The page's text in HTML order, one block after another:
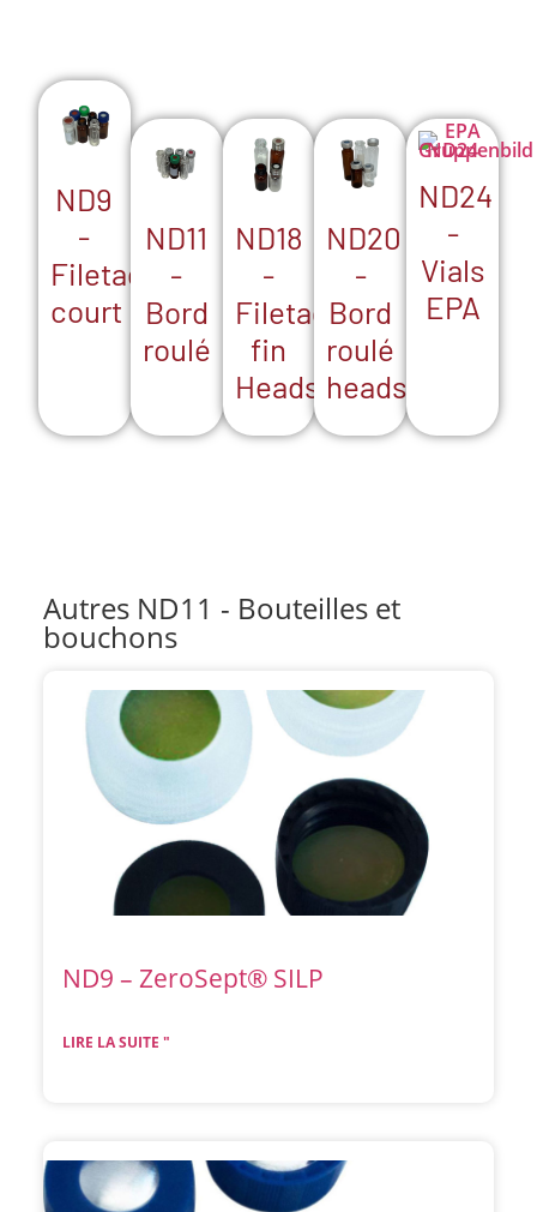
ND9
-
Filetage
court
ND11
-
Bord
roulé
ND18
-
Filetage
fin
Headspace
ND20
-
Bord
roulé
headspace
ND24
-
Vials
EPA
Autres ND11 - Bouteilles et
bouchons
ND9 – ZeroSept® SILP
LIRE LA SUITE "